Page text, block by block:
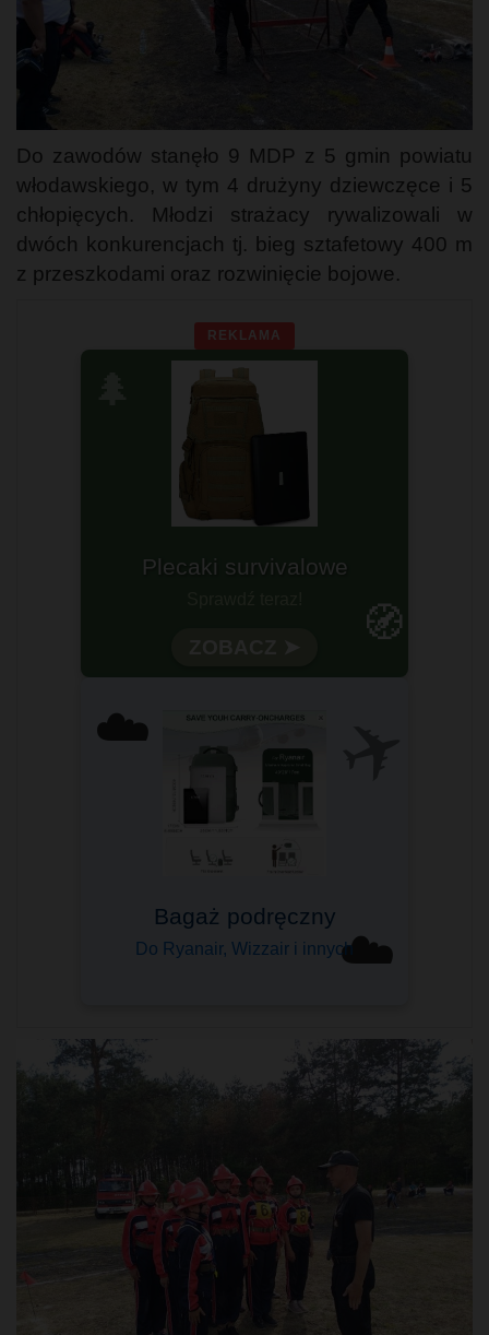
Do zawodów stanęło 9 MDP z 5 gmin powiatu
włodawskiego, w tym 4 drużyny dziewczęce i 5
chłopięcych. Młodzi strażacy rywalizowali w
dwóch konkurencjach tj. bieg sztafetowy 400 m
z przeszkodami oraz rozwinięcie bojowe.
REKLAMA
🧭
☁️
☁️
Sprawdzony przez tysiące